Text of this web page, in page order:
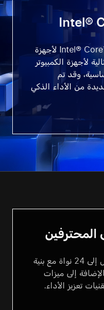
Intel®
تُعد معالجات Intel® Core™ Ultra 200S لأجهزة
لأجهزة الكمبيوتر
وقد تم
من الأداء الذكي
تتميز هذه المعالجات بما يصل إلى 24 نواة مع بنية
إلى ميزات
تعزيز الأداء.